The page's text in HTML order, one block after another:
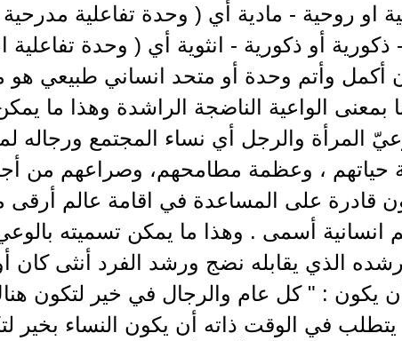
او روحية - مادية أي ( وحدة تفاعلية
- ذكورية أو ذكورية - انثوية أي ( وحدة تفاعلية
أكمل وأتم وحدة أو متحد انساني طبيعي هو
بمعنى الواعية الناضجة الراشدة وهذا ما
المرأة والرجل أي نساء المجتمع ورجاله
حياتهم ، وعظمة مطامحهم، وصراعهم من
قادرة على المساعدة في اقامة عالم أرقى
انسانية أسمى . وهذا ما يمكن تسميته
الذي يقابله نضج ورشد الفرد أنثى كان
ان يكون : " كل عام والرجال في خير لتكون
في الوقت ذاته أن يكون النساء بخير